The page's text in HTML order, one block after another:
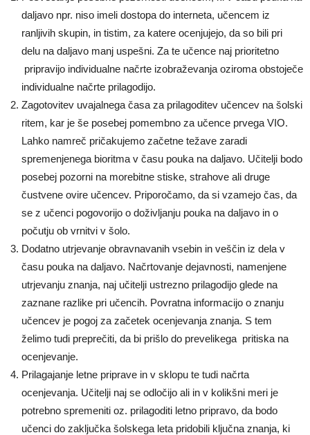
daljavo npr. niso imeli dostopa do interneta, učencem iz
ranljivih skupin, in tistim, za katere ocenjujejo, da so bili pri
delu na daljavo manj uspešni. Za te učence naj prioritetno
pripravijo individualne načrte izobraževanja oziroma obstoječe
individualne načrte prilagodijo.
Zagotovitev uvajalnega časa za prilagoditev učencev na šolski
ritem, kar je še posebej pomembno za učence prvega VIO.
Lahko namreč pričakujemo začetne težave zaradi
spremenjenega bioritma v času pouka na daljavo. Učitelji bodo
posebej pozorni na morebitne stiske, strahove ali druge
čustvene ovire učencev. Priporočamo, da si vzamejo čas, da
se z učenci pogovorijo o doživljanju pouka na daljavo in o
počutju ob vrnitvi v šolo.
Dodatno utrjevanje obravnavanih vsebin in veščin iz dela v
času pouka na daljavo. Načrtovanje dejavnosti, namenjene
utrjevanju znanja, naj učitelji ustrezno prilagodijo glede na
zaznane razlike pri učencih. Povratna informacijo o znanju
učencev je pogoj za začetek ocenjevanja znanja. S tem
želimo tudi preprečiti, da bi prišlo do prevelikega pritiska na
ocenjevanje.
Prilagajanje letne priprave in v sklopu te tudi načrta
ocenjevanja. Učitelji naj se odločijo ali in v kolikšni meri je
potrebno spremeniti oz. prilagoditi letno pripravo, da bodo
učenci do zaključka šolskega leta pridobili ključna znanja, ki